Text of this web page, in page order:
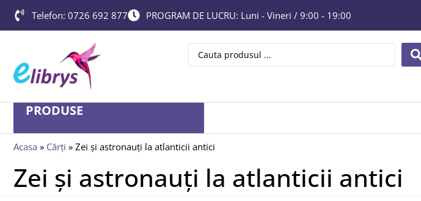
Telefon: 0726 692 877 PROGRAM DE LUCRU: Luni - Vineri / 9:00 - 19:00
PRODUSE
Acasa » Cărți » Zei și astronauți la atlanticii antici
Zei și astronauți la atlanticii antici